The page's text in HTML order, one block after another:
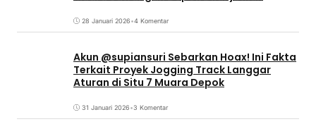
28 Januari 2026•4 Komentar
Akun @supiansuri Sebarkan Hoax! Ini Fakta
Terkait Proyek Jogging Track Langgar
Aturan di Situ 7 Muara Depok
31 Januari 2026•3 Komentar